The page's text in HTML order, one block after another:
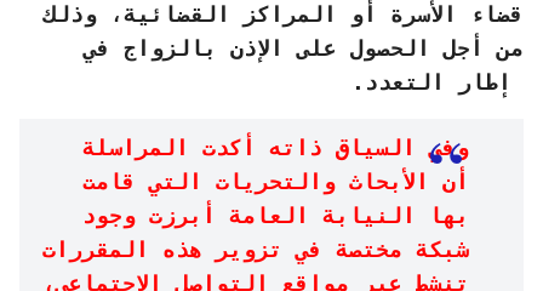
قضاء الأسرة أو المراكز القضائية، وذلك
من أجل الحصول على الإذن بالزواج في
إطار التعدد.
وفي السياق ذاته أكدت المراسلة
أن الأبحاث والتحريات التي قامت
بها النيابة العامة أبرزت وجود
شبكة مختصة في تزوير هذه المقررات
تنشط عبر مواقع التواصل الاجتماعي،